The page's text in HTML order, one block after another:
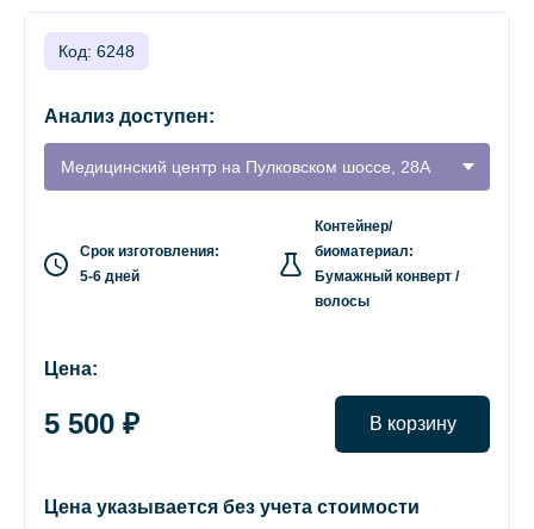
Код: 6248
Анализ доступен:
Медицинский центр на Пулковском шоссе, 28А
Срок изготовления:
5-6 дней
Контейнер/
биоматериал:
Бумажный конверт /
волосы
Цена:
5 500 ₽ В корзину
Цена указывается без учета стоимости